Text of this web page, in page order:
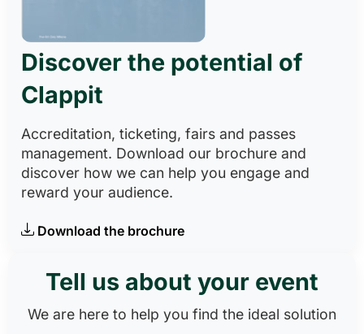
Discover the potential of
Clappit
Accreditation, ticketing, fairs and passes
management. Download our brochure and
discover how we can help you engage and
reward your audience.
Download the brochure
Tell us about your event
We are here to help you find the ideal solution